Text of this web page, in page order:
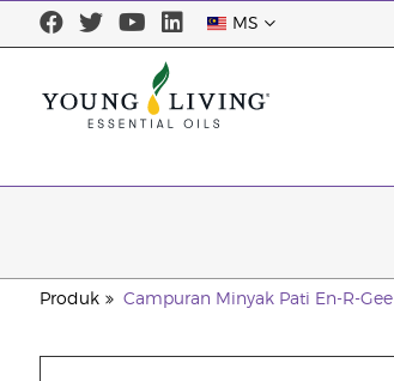
MS
Produk Campuran Minyak Pati En-R-Gee